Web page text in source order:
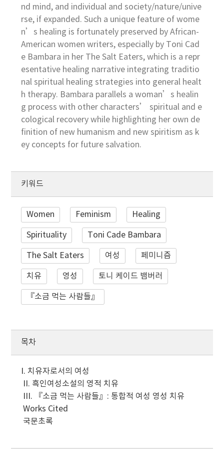
nd mind, and individual and society/nature/unive
rse, if expanded. Such a unique feature of wome
n’s healing is fortunately preserved by African-
American women writers, especially by Toni Cad
e Bambara in her The Salt Eaters, which is a repr
esentative healing narrative integrating traditio
nal spiritual healing strategies into general healt
h therapy. Bambara parallels a woman’s healin
g process with other characters’ spiritual and e
cological recovery while highlighting her own de
finition of new humanism and new spiritism as k
ey concepts for future salvation.
키워드
Women Feminism Healing
Spirituality Toni Cade Bambara
The Salt Eaters 여성 페미니즘
치유 영성 토니 케이드 뱀버러
『소금 먹는 사람들』
목차
I. 치유자로서의 여성
II. 흑인여성소설의 영적 치유
III. 『소금 먹는 사람들』: 통합적 여성 영성 치유
Works Cited
국문초록